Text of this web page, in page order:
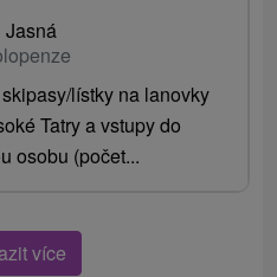
Jasná
lístky na lanovky
Tatry a vstupy do
osobu (počet...
více